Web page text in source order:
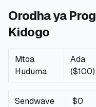
ℹ️Kuhusu Sisi
Wasiliana Nasi
Orodha ya
Kidogo
Mtoa
Huduma
Ada
($100)
Sendwave $0